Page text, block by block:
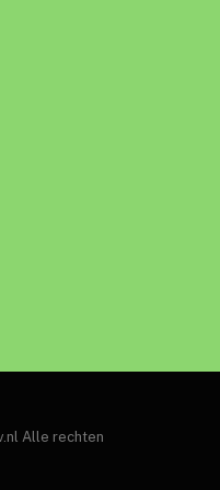
Alle rechten